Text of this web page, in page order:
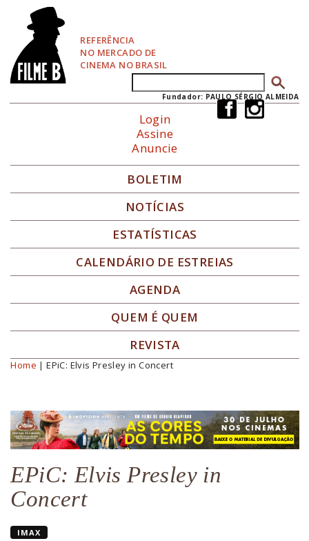
REFERÊNCIA
NO MERCADO DE
CINEMA NO BRASIL
Formulário de busca
Fundador: PAULO SÉRGIO ALMEIDA
Login
Assine
Anuncie
BOLETIM
NOTÍCIAS
ESTATÍSTICAS
CALENDÁRIO DE ESTREIAS
AGENDA
QUEM É QUEM
REVISTA
Você está aqui
Home | EPiC: Elvis Presley in Concert
EPiC: Elvis Presley in
Concert
IMAX